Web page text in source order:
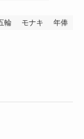
輪 モナキ
年俸